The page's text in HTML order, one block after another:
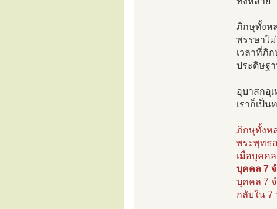
ภิกษุทั้งห
พรรษาไ
เวลาที่ภิ
ประดิษฐ
อุบาสกอุ
เราก็เป็น
ภิกษุทั้งห
พระพุทธ
เมื่อบุคค
บุคคล 7
บุคคล 7
กลับใน 7